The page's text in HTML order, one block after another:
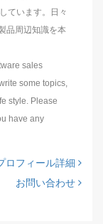
ています。日々
品周辺知識を本
sales
some topics,
style. Please
have any
ロフィール詳細
お問い合わせ